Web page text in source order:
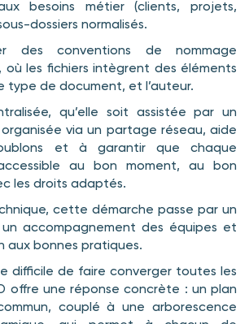
besoins métier (clients, projets,
dossiers normalisés.
des conventions de nommage
où les fichiers intègrent des éléments
type de document, et l’auteur.
qu’elle soit assistée par un
via un partage réseau, aide
et à garantir que chaque
au bon moment, au bon
les droits adaptés.
cette démarche passe par un
accompagnement des équipes et
aux bonnes pratiques.
difficile de faire converger toutes les
offre une réponse concrète : un plan
couplé à une arborescence